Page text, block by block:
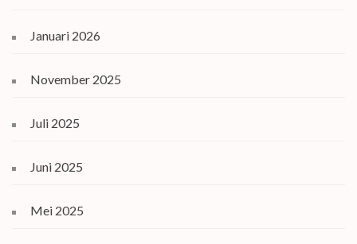
Januari 2026
November 2025
Juli 2025
Juni 2025
Mei 2025